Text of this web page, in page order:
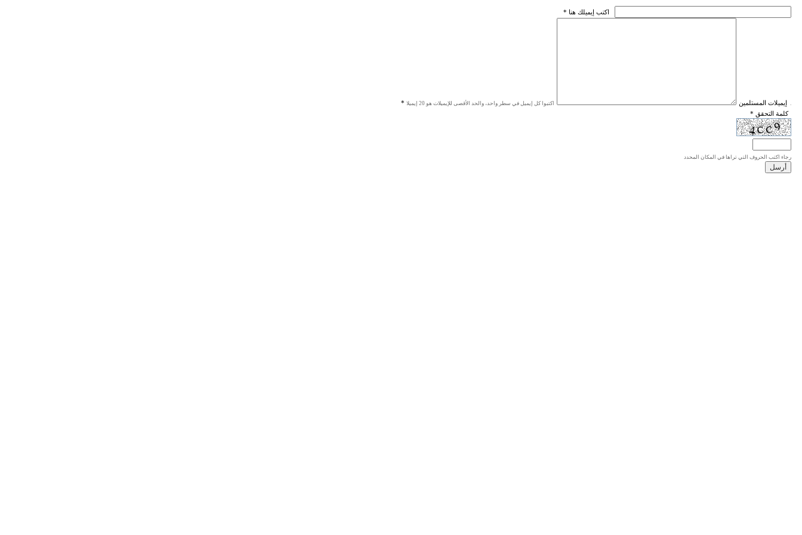
* اكتب إيميلك هنا
* إيميلات المستلمين اكتبوا كل إيميل في سطر واحد، والحد الأقصى للإيميلات هو 20 إيميلا.
* كلمة التحقق
رجاء اكتب الحروف التي تراها في المكان المحدد